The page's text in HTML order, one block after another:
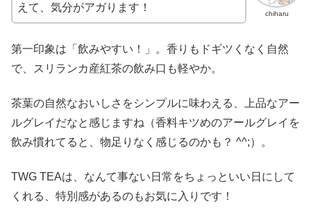
chiharu
えて、気分がアガります！
第一印象は「飲みやすい！」。香りもドギツくなく自然
で、スリランカ産紅茶の飲み口も軽やか。
茶葉の自然なおいしさをシンプルに味わえる、上品なアー
ルグレイだなと感じますね（香料キツめのアールグレイを
飲み慣れてると、物足りなく感じるのかも？ ^^;）。
TWG TEAは、なんて事ない日常をちょっといい日にして
くれる、特別感があるのもお気に入りです！